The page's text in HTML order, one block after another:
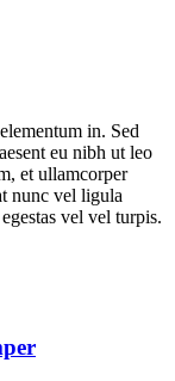
in. Sed
eu nibh ut leo
et ullamcorper
nunc vel ligula
vel vel turpis.